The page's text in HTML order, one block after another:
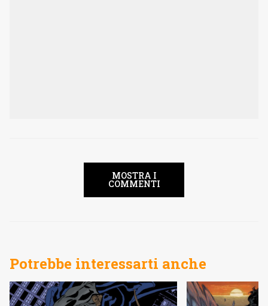
MOSTRA I
COMMENTI
Potrebbe interessarti anche